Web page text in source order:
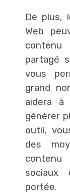
De plus,
Web
partagé
vous
grand
aidera
générer
outil,
des
contenu
sociaux
portée.